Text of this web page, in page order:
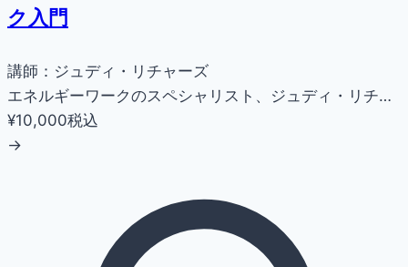
ク入門
講師：ジュディ・リチャーズ
エネルギーワークのスペシャリスト、ジュディ・リチ…
¥10,000税込
→